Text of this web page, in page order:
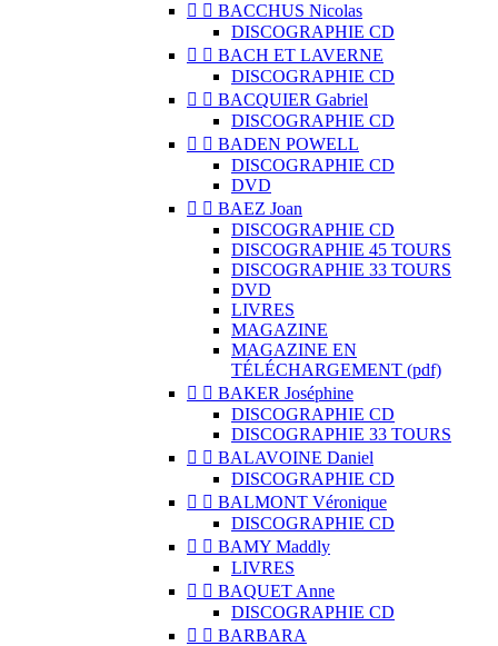
  BACCHUS Nicolas
DISCOGRAPHIE CD
  BACH ET LAVERNE
DISCOGRAPHIE CD
  BACQUIER Gabriel
DISCOGRAPHIE CD
  BADEN POWELL
DISCOGRAPHIE CD
DVD
  BAEZ Joan
DISCOGRAPHIE CD
DISCOGRAPHIE 45 TOURS
DISCOGRAPHIE 33 TOURS
DVD
LIVRES
MAGAZINE
MAGAZINE EN
TÉLÉCHARGEMENT (pdf)
  BAKER Joséphine
DISCOGRAPHIE CD
DISCOGRAPHIE 33 TOURS
  BALAVOINE Daniel
DISCOGRAPHIE CD
  BALMONT Véronique
DISCOGRAPHIE CD
  BAMY Maddly
LIVRES
  BAQUET Anne
DISCOGRAPHIE CD
  BARBARA